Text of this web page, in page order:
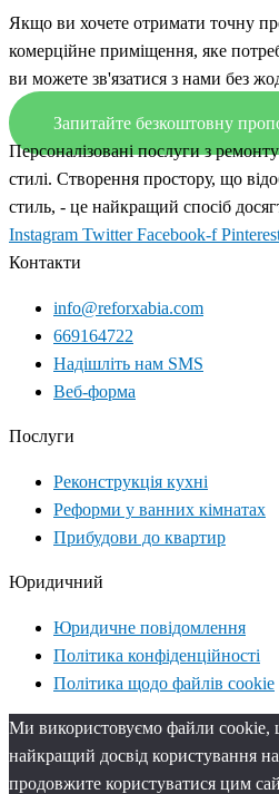
Якщо ви хочете отримати точну
комерційне приміщення, яке
ви можете зв'язатися з нами без
Запитайте безкоштовну
Персоналізовані послуги з
стилі. Створення простору, що
стиль, - це найкращий спосіб
Instagram Twitter Facebook-f
Контакти
info@reforxabia.com
669164722
Надішліть нам SMS
Веб-форма
Послуги
Реконструкція кухні
Реформи у ванних кімнатах
Прибудови до квартир
Юридичний
Юридичне повідомлення
Політика конфіденційності
Політика щодо файлів cookie
Ми використовуємо файли cookie,
найкращий досвід користування
продовжите користуватися цим